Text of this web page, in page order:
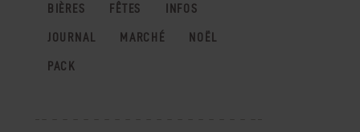
BIÈRES FÊTES INFOS
JOURNAL MARCHÉ NOËL
PACK